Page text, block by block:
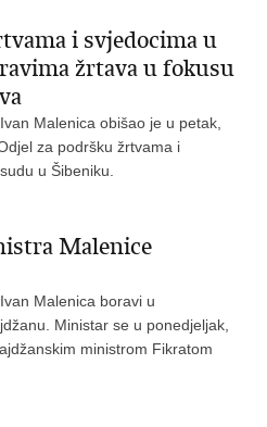
i svjedocima u
žrtava u fokusu
Malenica obišao je u petak,
za podršku žrtvama i
u Šibeniku.
Malenice
Malenica boravi u
Ministar se u ponedjeljak,
ministrom Fikratom